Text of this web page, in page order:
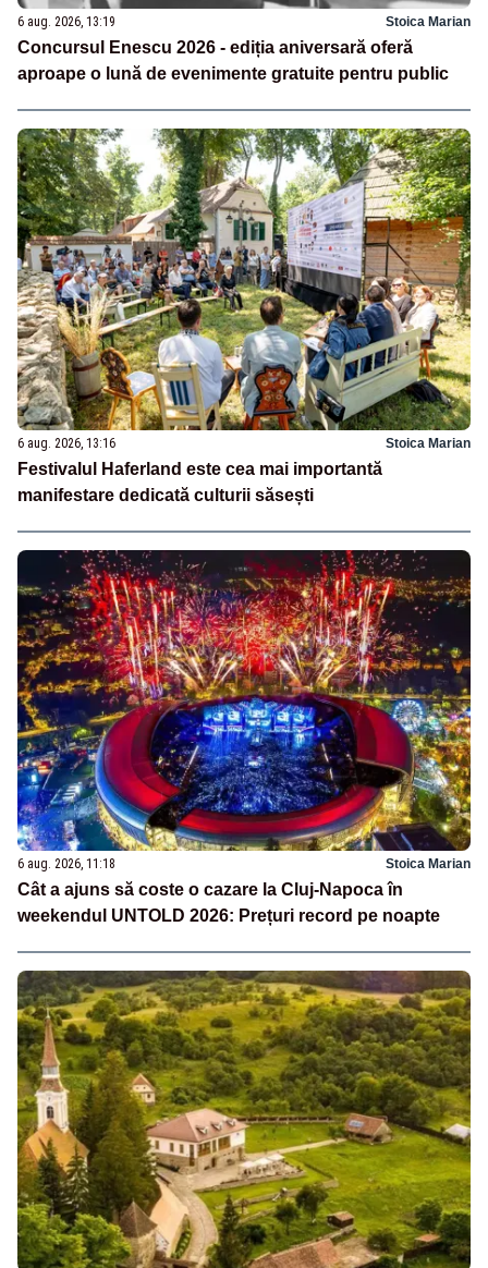
6 aug. 2026, 13:19 Stoica Marian
Concursul Enescu 2026 - ediția aniversară oferă
aproape o lună de evenimente gratuite pentru public
6 aug. 2026, 13:16 Stoica Marian
Festivalul Haferland este cea mai importantă
manifestare dedicată culturii săsești
6 aug. 2026, 11:18 Stoica Marian
Cât a ajuns să coste o cazare la Cluj-Napoca în
weekendul UNTOLD 2026: Prețuri record pe noapte